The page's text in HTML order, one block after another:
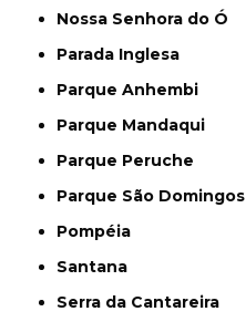
Nossa Senhora do Ó
Parada Inglesa
Parque Anhembi
Parque Mandaqui
Parque Peruche
Parque São Domingos
Pompéia
Santana
Serra da Cantareira